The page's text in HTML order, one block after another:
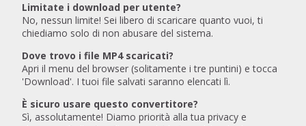
Limitate i download per utente?
No, nessun limite! Sei libero di scaricare quanto vuoi, ti
chiediamo solo di non abusare del sistema.
Dove trovo i file MP4 scaricati?
Apri il menu del browser (solitamente i tre puntini) e tocca
'Download'. I tuoi file salvati saranno elencati lì.
È sicuro usare questo convertitore?
Sì, assolutamente! Diamo priorità alla tua privacy e